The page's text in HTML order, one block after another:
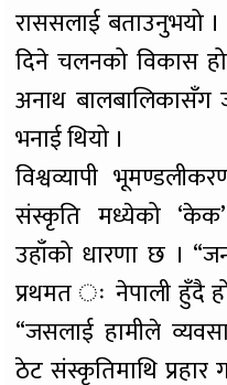
राससलाई बताउनुभयो
दिने चलनको विकास
अनाथ बालबालिकासँग
भनाई थियो ।
विश्वव्यापी
संस्कृति मध्येको
उहाँको धारणा छ ।
प्रथमत ः नेपाली हुँदै
“जसलाई हामीले
ठेट संस्कृतिमाथि प्रहार